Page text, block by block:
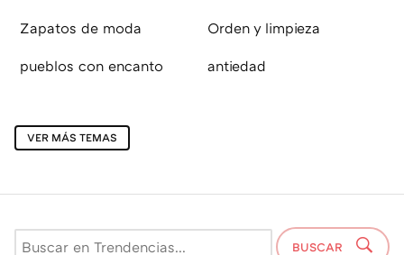
Zapatos de moda Orden y limpieza
pueblos con encanto antiedad
VER MÁS TEMAS
BUSCAR